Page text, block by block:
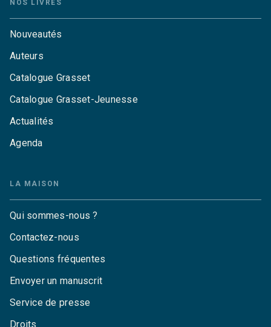
NOS LIVRES
Nouveautés
Auteurs
Catalogue Grasset
Catalogue Grasset-Jeunesse
Actualités
Agenda
LA MAISON
Qui sommes-nous ?
Contactez-nous
Questions fréquentes
Envoyer un manuscrit
Service de presse
Droits